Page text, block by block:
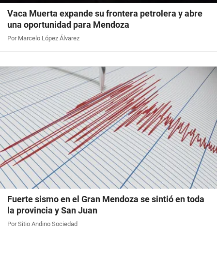
Vaca Muerta expande su frontera petrolera y abre
una oportunidad para Mendoza
Por Marcelo López Álvarez
Fuerte sismo en el Gran Mendoza se sintió en toda
la provincia y San Juan
Por Sitio Andino Sociedad